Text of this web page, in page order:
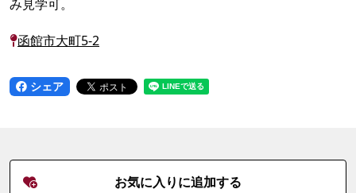
み見学可。
函館市大町5-2
シェア
お気に入りに追加する